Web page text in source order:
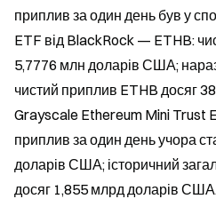
приплив за один день був у
ETF від BlackRock — ETHB:
5,7776 млн доларів США;
чистий приплив ETHB досяг
Grayscale Ethereum Mini Trust
приплив за один день учора
доларів США; історичний
досяг 1,855 млрд доларів